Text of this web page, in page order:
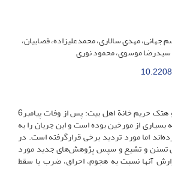
مهدی سالاری، محمدعلیزاده، قصابیان،
موسوی، محمود نوری
شهادت حضرت زهرا3 و هتک حریم خانة اهل بیت: پس از وفات پیامبر6
بسیاری از مورخین بوده است و این جریان را به
اما مورد تردید برخی قرارگرفته است. در
تسنن و تشیع و سپس پژوهش‌های جدید مورد
آنها نسبت به هجوم، احراق، ضرب یا سقط